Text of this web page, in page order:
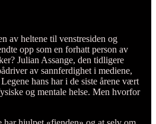
av heltene til venstresiden og
opp som en forhatt person av
Julian Assange, den tidligere
av sannferdighet i mediene,
hans har i de siste årene vært
og mentale helse. Men hvorfor